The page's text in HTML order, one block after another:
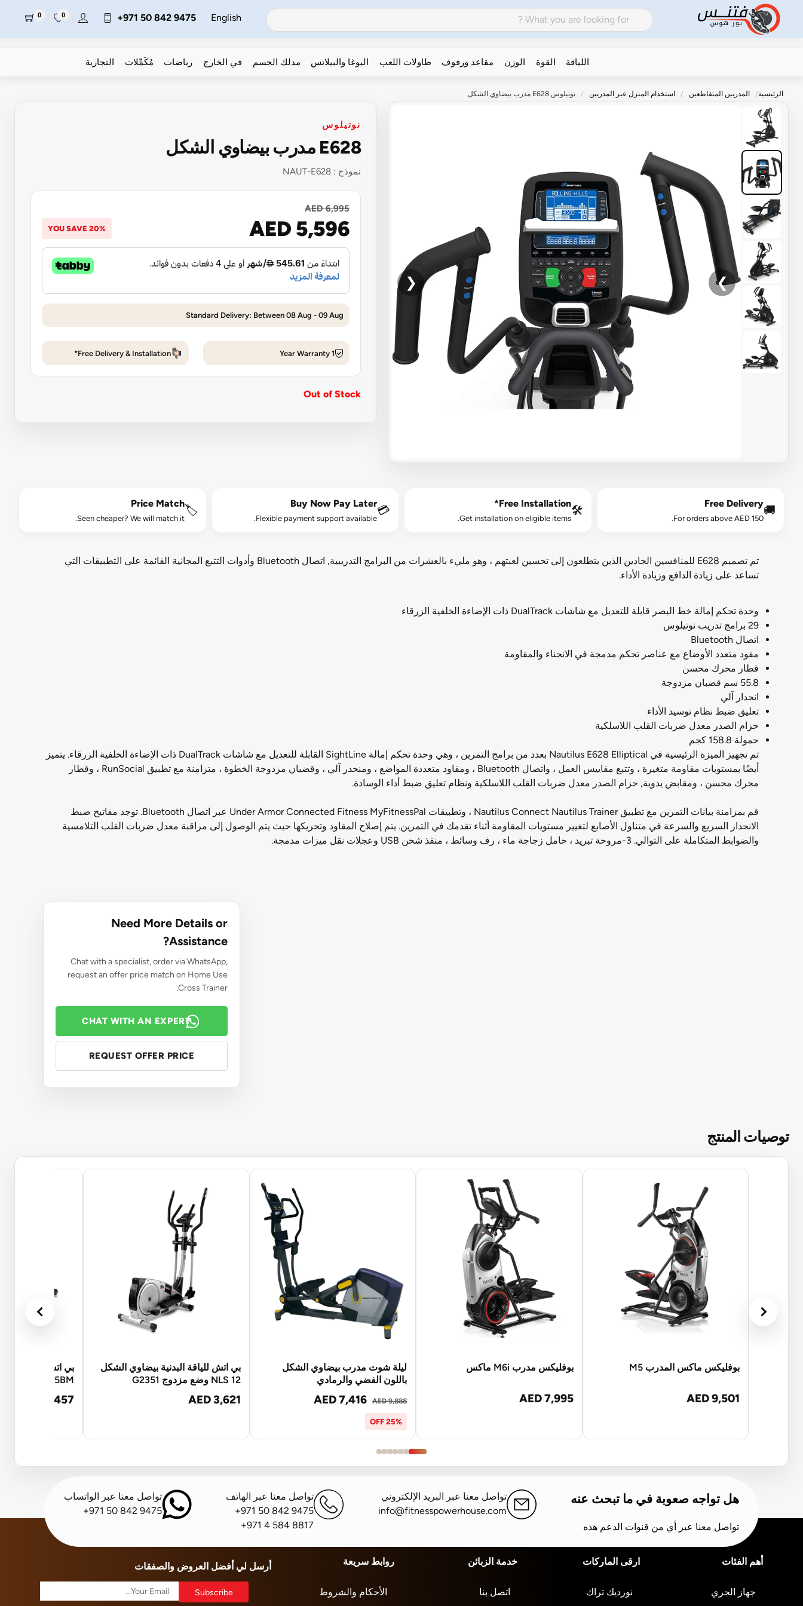
English
+971 50 842 9475
0
0
اللياقة القوة الوزن مقاعد ورفوف طاولات اللعب اليوغا والبيلاتس مدلك الجسم في الخارج رياضات مُكَمِّلات التجارية
الرئيسية المدربين المتقاطعين استخدام المنزل عبر المدربين نوتيلوس E628 مدرب بيضاوي الشكل
❮ ❯
نوتيلوس
E628 مدرب بيضاوي الشكل
نموذج : NAUT-E628
AED 6,995
AED 5,596
YOU SAVE 20%
Standard Delivery: Between 08 Aug - 09 Aug
1 Year Warranty
Free Delivery & Installation*
Out of Stock
🚚
Free Delivery
For orders above AED 150.
🛠️
Free Installation*
Get installation on eligible items.
💳
Buy Now Pay Later
Flexible payment support available.
🏷️
Price Match
Seen cheaper? We will match it.
تم تصميم E628 للمنافسين الجادين الذين يتطلعون إلى تحسين لعبتهم ، وهو مليء بالعشرات من البرامج التدريبية, اتصال Bluetooth وأدوات التتبع المجانية القائمة على التطبيقات التي
تساعد على زيادة الدافع وزيادة الأداء.
وحدة تحكم إمالة خط البصر قابلة للتعديل مع شاشات DualTrack ذات الإضاءة الخلفية الزرقاء
29 برامج تدريب نوتيلوس
اتصال Bluetooth
مقود متعدد الأوضاع مع عناصر تحكم مدمجة في الانحناء والمقاومة
قطار محرك محسن
55.8 سم قضبان مزدوجة
انحدار آلي
تعليق ضبط نظام توسيد الأداء
حزام الصدر معدل ضربات القلب اللاسلكية
حمولة 158.8 كجم
تم تجهيز الميزة الرئيسية في Nautilus E628 Elliptical بعدد من برامج التمرين ، وهي وحدة تحكم إمالة SightLine القابلة للتعديل مع شاشات DualTrack ذات الإضاءة الخلفية الزرقاء. يتميز
أيضًا بمستويات مقاومة متغيرة ، وتتبع مقاييس العمل ، واتصال Bluetooth ، ومقاود متعددة المواضع ، ومنحدر آلي ، وقضبان مزدوجة الخطوة ، متزامنة مع تطبيق RunSocial ، وقطار
محرك محسن ، ومقابض يدوية, حزام الصدر معدل ضربات القلب اللاسلكية ونظام تعليق ضبط أداء الوسادة.
قم بمزامنة بيانات التمرين مع تطبيق Nautilus Connect Nautilus Trainer ، وتطبيقات Under Armor Connected Fitness MyFitnessPal عبر اتصال Bluetooth. توجد مفاتيح ضبط
الانحدار السريع والسرعة في متناول الأصابع لتغيير مستويات المقاومة أثناء تقدمك في التمرين. يتم إصلاح المقاود وتحريكها حيث يتم الوصول إلى مراقبة معدل ضربات القلب التلامسية
والضوابط المتكاملة على التوالي. 3-مروحة تبريد ، حامل زجاجة ماء ، رف وسائط ، منفذ شحن USB وعجلات نقل ميزات مدمجة.
Need More Details or
Assistance?
Chat with a specialist, order via WhatsApp,
request an offer price match on Home Use
Cross Trainer.
CHAT WITH AN EXPERT
REQUEST OFFER PRICE
توصيات المنتج
بوفليكس ماكس المدرب M5
AED 9,501
بوفليكس مدرب M6i ماكس
AED 7,995
ليلة شوت مدرب بيضاوي الشكل
باللون الفضي والرمادي
AED 7,416 AED 9,888
25% OFF
بي اتش للياقة البدنية بيضاوي الشكل
NLS 12 وضع مزدوج G2351
AED 3,621
بي اتش للياقة
LK8150 G815BM
AED 17,457
هل تواجه صعوبة في ما تبحث عنه
تواصل معنا عبر أي من قنوات الدعم هذه
تواصل معنا عبر البريد الإلكتروني
info@fitnesspowerhouse.com
تواصل معنا عبر الهاتف
+971 50 842 9475
+971 4 584 8817
تواصل معنا عبر الواتساب
+971 50 842 9475
أهم الفئات
جهاز الجري
ارقى الماركات
نورديك تراك
خدمة الزبائن
اتصل بنا
روابط سريعة
الأحكام والشروط
أرسل لي أفضل العروض والصفقات